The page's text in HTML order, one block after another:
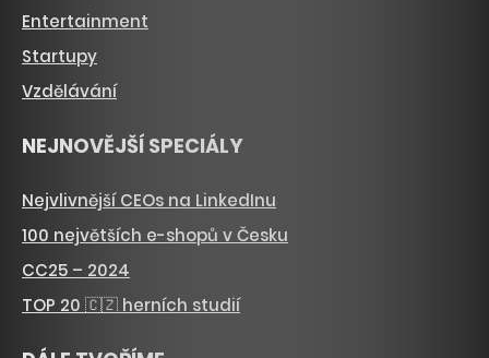
Entertainment
Startupy
Vzdělávání
NEJNOVĚJŠÍ SPECIÁLY
Nejvlivnější CEOs na LinkedInu
100 největších e-shopů v Česku
CC25 – 2024
TOP 20 🇨🇿 herních studií